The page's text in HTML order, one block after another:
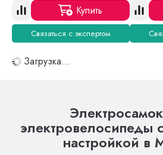
Купить
Связаться с экспертом
Загрузка...
электровелосипеды
настройкой в